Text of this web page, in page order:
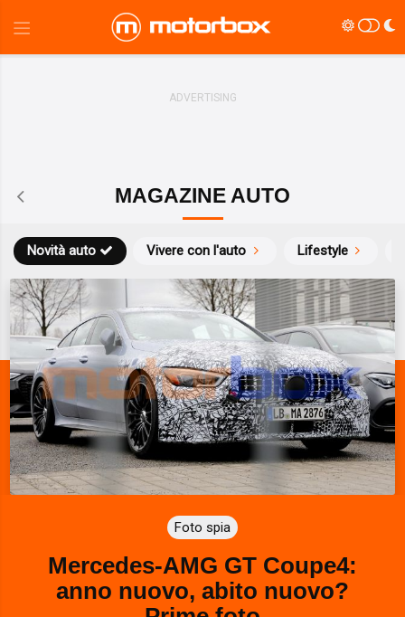
MAGAZINE AUTO
Novità auto Vivere con l'auto Lifestyle
Foto spia
Mercedes-AMG GT Coupe4:
anno nuovo, abito nuovo?